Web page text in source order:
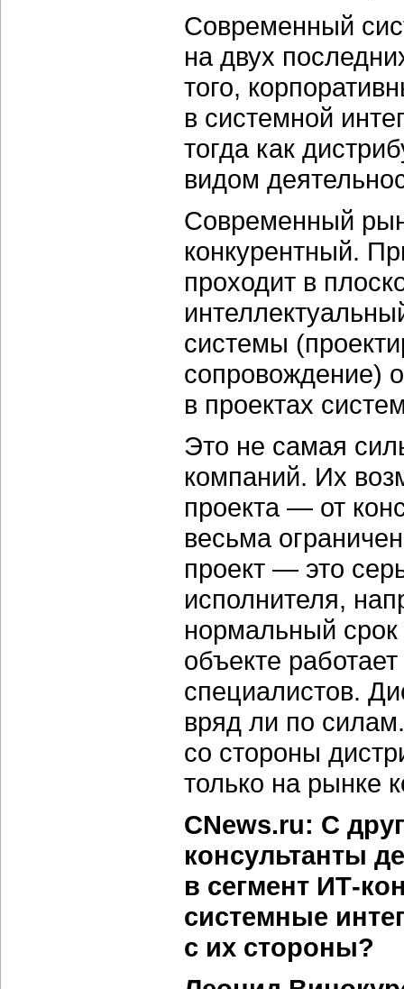
Современный
на двух
того,
в системной
тогда как
видом
Современный
конкурентный.
проходит в
системы
сопровождение)
в проектах
Это не самая
компаний. Их
проекта — от
весьма
проект — это
исполнителя,
нормальный срок
объекте
специалистов.
вряд ли по
со стороны
только на рынке
CNews.ru: С
консультанты
в сегмент ИТ-
системные
с их стороны?